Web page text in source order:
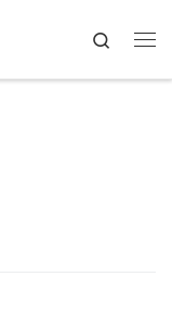
Search